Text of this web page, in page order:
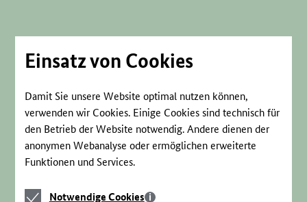
Einsatz von Cookies
Damit Sie unsere Website optimal nutzen können,
verwenden wir Cookies. Einige Cookies sind technisch für
den Betrieb der Website notwendig. Andere dienen der
anonymen Webanalyse oder ermöglichen erweiterte
Funktionen und Services.
Notwendige
Notwendige Cookies